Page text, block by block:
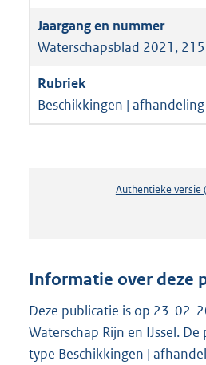
Waterschapsblad 2021,
Beschikkingen | afhandeling
Authentieke versie
Informatie over deze
Deze publicatie is op 23-02-
Waterschap Rijn en IJssel.
type Beschikkingen |